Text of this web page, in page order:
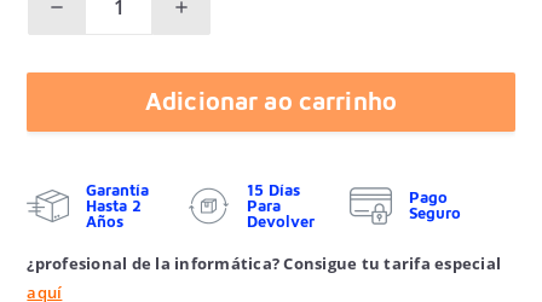
Adicionar ao carrinho
Garantía
Hasta 2
Años
15 Días
Para
Devolver
Pago
Seguro
¿profesional de la informática? Consigue tu tarifa especial
aquí